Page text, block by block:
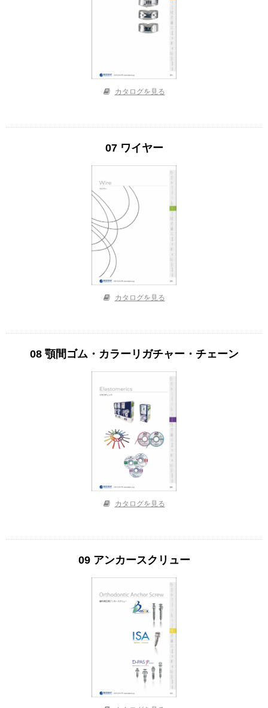
カタログを見る
07 ワイヤー
カタログを見る
08 顎間ゴム・カラーリガチャー・チェーン
カタログを見る
09 アンカースクリュー